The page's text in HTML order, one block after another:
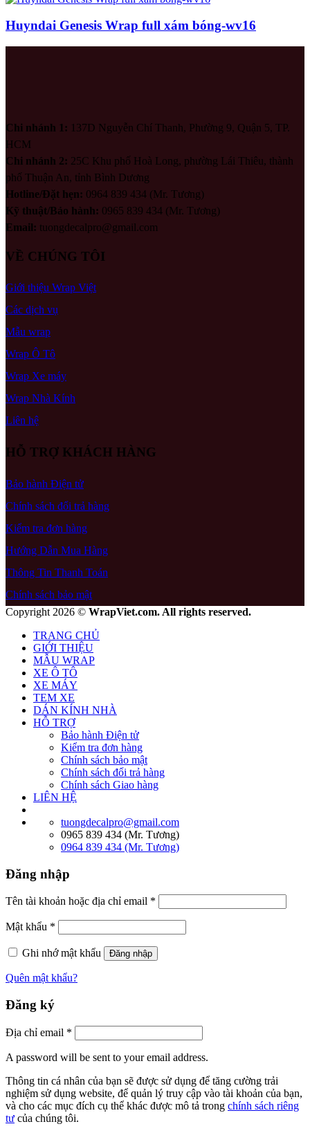
Huyndai Genesis Wrap full xám bóng-wv16
Chi nhánh 1: 137D Nguyễn Chí Thanh, Phường 9, Quận 5, TP.
HCM
Chi nhánh 2: 25C Khu phố Hoà Long, phường Lái Thiêu, thành
phố Thuận An, tỉnh Bình Dương
Hotline/Đặt hẹn: 0964 839 434 (Mr. Tương)
Kỹ thuật/Bảo hành: 0965 839 434 (Mr. Tương)
Email: tuongdecalpro@gmail.com
VỀ CHÚNG TÔI
Giới thiệu Wrap Việt
Các dịch vụ
Mẫu wrap
Wrap Ô Tô
Wrap Xe máy
Wrap Nhà Kính
Liên hệ
HỖ TRỢ KHÁCH HÀNG
Bảo hành Điện tử
Chính sách đổi trả hàng
Kiểm tra đơn hàng
Hướng Dẫn Mua Hàng
Thông Tin Thanh Toán
Chính sách bảo mật
Copyright 2026 © WrapViet.com. All rights reserved.
TRANG CHỦ
GIỚI THIỆU
MẪU WRAP
XE Ô TÔ
XE MÁY
TEM XE
DÁN KÍNH NHÀ
HỖ TRỢ
Bảo hành Điện tử
Kiểm tra đơn hàng
Chính sách bảo mật
Chính sách đổi trả hàng
Chính sách Giao hàng
LIÊN HỆ
tuongdecalpro@gmail.com
0965 839 434 (Mr. Tương)
0964 839 434 (Mr. Tương)
Đăng nhập
Tên tài khoản hoặc địa chỉ email *
Mật khẩu *
Ghi nhớ mật khẩu Đăng nhập
Quên mật khẩu?
Đăng ký
Địa chỉ email *
A password will be sent to your email address.
Thông tin cá nhân của bạn sẽ được sử dụng để tăng cường trải
nghiệm sử dụng website, để quản lý truy cập vào tài khoản của bạn,
và cho các mục đích cụ thể khác được mô tả trong chính sách riêng
tư của chúng tôi.